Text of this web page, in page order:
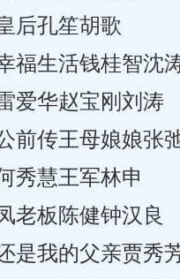
孔笙胡歌
生活钱桂智沈
华赵宝刚刘涛
传王母娘娘张
慧王军林申
板陈健钟汉良
我的父亲贾秀